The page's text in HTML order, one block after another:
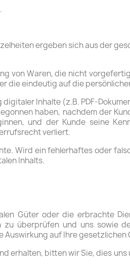
ergeben sich aus der
von Waren, die nicht
die eindeutig auf die
Inhalte (z.B. PDF-
haben, nachdem der
und der Kunde seine
verliert.
Wird ein fehlerhaftes oder
Inhalts.
Güter oder die erbrachte
überprüfen und uns sowie
Auswirkung auf Ihre
erhalten, bitten wir Sie, dies